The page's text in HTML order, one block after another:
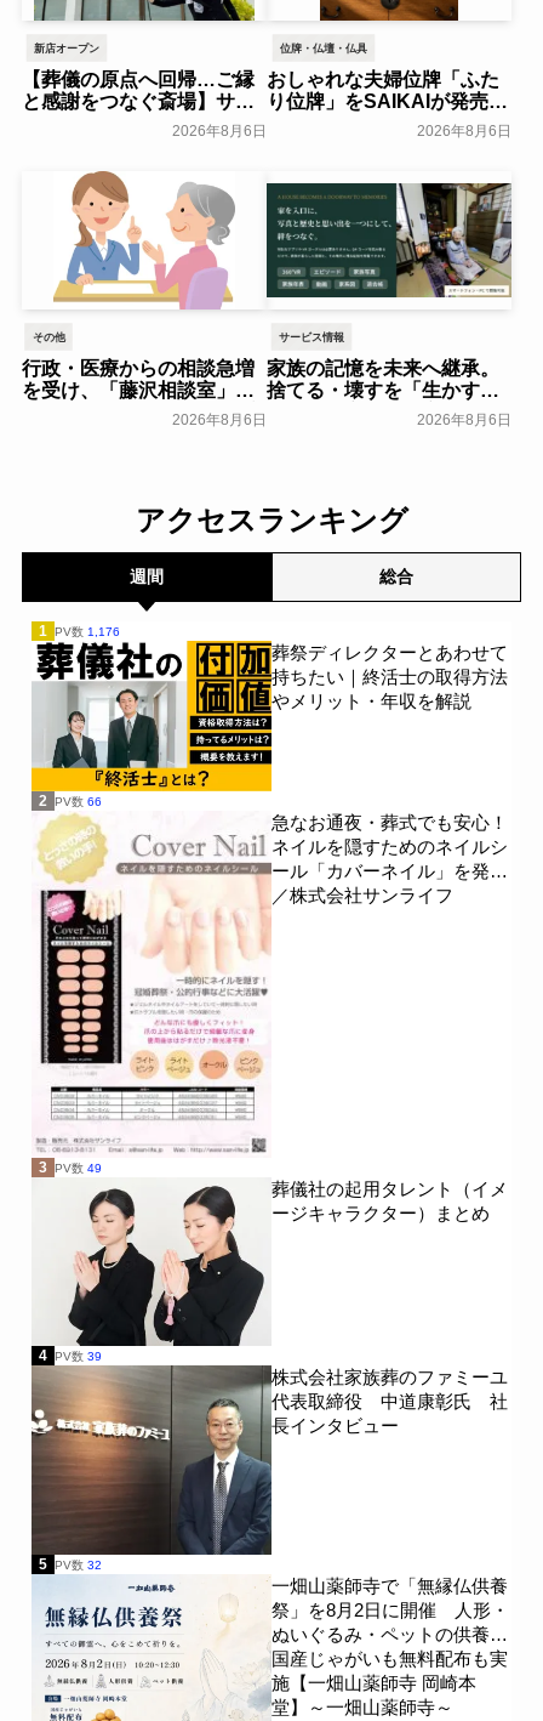
新店オープン
【葬儀の原点へ回帰…ご縁
と感謝をつなぐ斎場】サ
ン・ライフ、「八王子北野
ファミリーホール」を2026
年8月オープン～サン・ライ
フホールディング～
一般公開
2026年8月6日
位牌・仏壇・仏具
おしゃれな夫婦位牌「ふた
り位牌」をSAIKAIが発売～
2026年8月6日
その他
行政・医療からの相談急増
を受け、「藤沢相談室」を
開設～アドバンスライフプ
2026年8月6日
サービス情報
家族の記憶を未来へ継承。
捨てる・壊すを「生かす・
遺す」に変え、核家族化に
よる社会的な孤立の解決糸
ｌｉｎｅ～
一般公開
2026年8月6日
アクセスランキング
週間 総合
1 PV数 1,176
葬祭ディレクターとあわせて
持ちたい｜終活士の取得方法
やメリット・年収を解説
2 PV数 66
急なお通夜・葬式でも安心！
ネイルを隠すためのネイルシ
ール「カバーネイル」を発売
／株式会社サンライフ
3 PV数 49
葬儀社の起用タレント（イメ
ージキャラクター）まとめ
4 PV数 39
株式会社家族葬のファミーユ
代表取締役 中道康彰氏 社
長インタビュー
5 PV数 32
一畑山薬師寺で「無縁仏供養
祭」を8月2日に開催 人形・
ぬいぐるみ・ペットの供養、
国産じゃがいも無料配布も実
施【一畑山薬師寺 岡崎本
堂】～一畑山薬師寺～